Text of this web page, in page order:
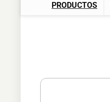
PRODUCTOS